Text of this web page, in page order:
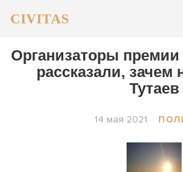
CIVITAS
ОБЩЕСТВО
Организаторы
рассказали, зачем
Тутаев
14 мая 2021